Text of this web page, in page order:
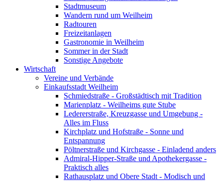
Stadtmuseum
Wandern rund um Weilheim
Radtouren
Freizeitanlagen
Gastronomie in Weilheim
Sommer in der Stadt
Sonstige Angebote
Wirtschaft
Vereine und Verbände
Einkaufsstadt Weilheim
Schmiedstraße - Großstädtisch mit Tradition
Marienplatz - Weilheims gute Stube
Ledererstraße, Kreuzgasse und Umgebung -
Alles im Fluss
Kirchplatz und Hofstraße - Sonne und
Entspannung
Pöltnerstraße und Kirchgasse - Einladend anders
Admiral-Hipper-Straße und Apothekergasse -
Praktisch alles
Rathausplatz und Obere Stadt - Modisch und